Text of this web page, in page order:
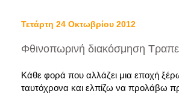
Τετάρτη 24 Οκτωβρίου 2012
Φθινοπωρινή διακόσμηση
Κάθε φορά που αλλάζει μια εποχή
ταυτόχρονα και ελπίζω να προλάβω